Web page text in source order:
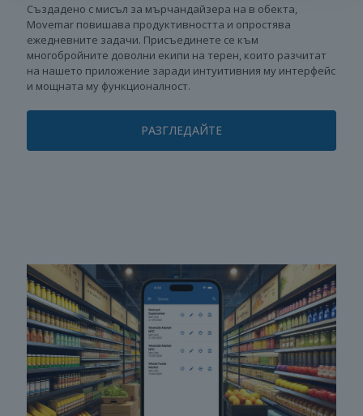
Създадено с мисъл за мърчандайзера на в обекта,
Movemar повишава продуктивността и опростява
ежедневните задачи. Присъединете се към
многобройните доволни екипи на терен, които разчитат
на нашето приложение заради интуитивния му интерфейс
и мощната му функционалност.
РАЗГЛЕДАЙТЕ